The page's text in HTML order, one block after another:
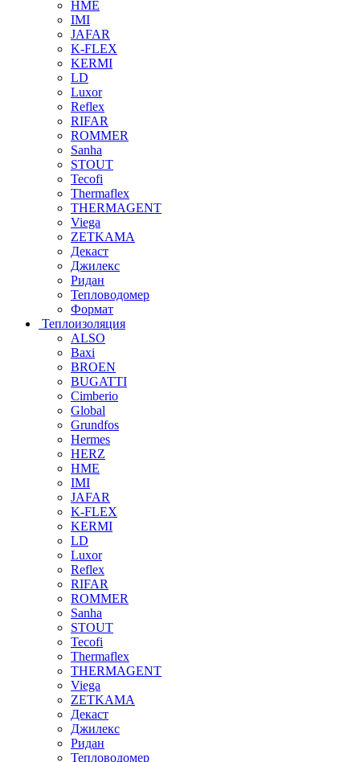
HME
IMI
JAFAR
K-FLEX
KERMI
LD
Luxor
Reflex
RIFAR
ROMMER
Sanha
STOUT
Tecofi
Thermaflex
THERMAGENT
Viega
ZETKAMA
Декаст
Джилекс
Ридан
Тепловодомер
Формат
Теплоизоляция
ALSO
Baxi
BROEN
BUGATTI
Cimberio
Global
Grundfos
Hermes
HERZ
HME
IMI
JAFAR
K-FLEX
KERMI
LD
Luxor
Reflex
RIFAR
ROMMER
Sanha
STOUT
Tecofi
Thermaflex
THERMAGENT
Viega
ZETKAMA
Декаст
Джилекс
Ридан
Тепловодомер